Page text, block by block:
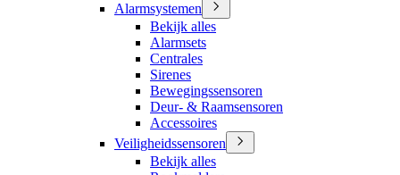
Alarmsystemen
Bekijk alles
Alarmsets
Centrales
Sirenes
Bewegingssensoren
Deur- & Raamsensoren
Accessoires
Veiligheidssensoren
Bekijk alles